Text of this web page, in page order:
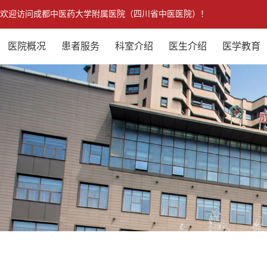
欢迎访问成都中医药大学附属医院（四川省中医医院）！
医院概况 患者服务 科室介绍 医生介绍 医学教育